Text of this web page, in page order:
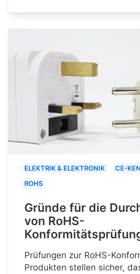
ELEKTRIK & ELEKTRONIK
CE-
ROHS
Gründe für die
von RoHS-
Prüfungen zur RoHS-
Produkten stellen sicher,